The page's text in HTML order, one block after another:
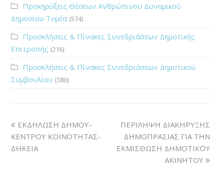
Προκηρύξεις Θέσεων Ανθρώπινου Δυναμικού
Δημοσίου Τομέα (574)
Προσκλήσεις & Πίνακες Συνεδριάσεων Δημοτικής
Επιτροπής (216)
Προσκλήσεις & Πίνακες Συνεδριάσεων Δημοτικού
Συμβουλίου (380)
ΕΚΔΗΛΩΣΗ ΔΗΜΟΥ-
ΚΕΝΤΡΟΥ ΚΟΙΝΟΤΗΤΑΣ-
ΔΗΚΕΙΑ
ΠΕΡΙΛΗΨΗ ΔΙΑΚΗΡΥΞΗΣ
ΔΗΜΟΠΡΑΣΙΑΣ ΓΙΑ ΤΗΝ
ΕΚΜΙΣΘΩΣΗ ΔΗΜΟΤΙΚΟΥ
ΑΚΙΝΗΤΟΥ